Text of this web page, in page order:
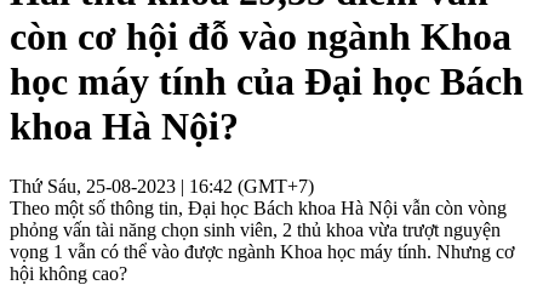
còn cơ hội đỗ vào ngành Khoa
học máy tính của Đại học Bách
khoa Hà Nội?
Thứ Sáu, 25-08-2023 | 16:42 (GMT+7)
Theo một số thông tin, Đại học Bách khoa Hà Nội vẫn còn vòng
phỏng vấn tài năng chọn sinh viên, 2 thủ khoa vừa trượt nguyện
vọng 1 vẫn có thể vào được ngành Khoa học máy tính. Nhưng cơ
hội không cao?